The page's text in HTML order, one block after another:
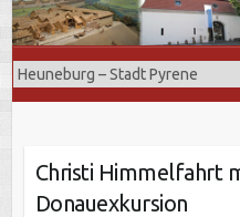
Christi Himmelfahrt
Donauexkursion